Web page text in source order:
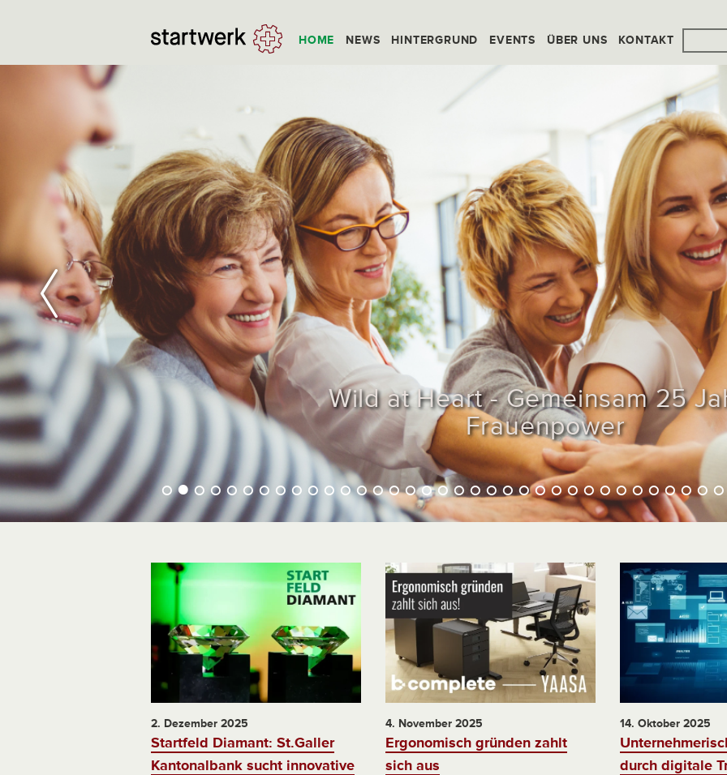
HOME NEWS HINTERGRUND EVENTS ÜBER UNS KONTAKT
Wild at Heart - Gemeinsam 25
Frauenpower
2. Dezember 2025
Startfeld Diamant: St.Galler
Kantonalbank sucht innovative
4. November 2025
Ergonomisch gründen zahlt
sich aus
14. Oktober 2025
durch digitale